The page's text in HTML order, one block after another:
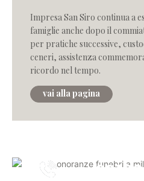
Impresa San Siro continua a
famiglie anche dopo il
per pratiche successive,
ceneri, assistenza
ricordo nel tempo.
vai alla pagina